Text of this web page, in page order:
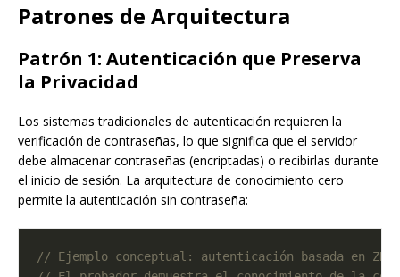
Patrones de Arquitectura
Patrón 1: Autenticación que Preserva
la Privacidad
Los sistemas tradicionales de autenticación requieren la
verificación de contraseñas, lo que significa que el servidor
debe almacenar contraseñas (encriptadas) o recibirlas durante
el inicio de sesión. La arquitectura de conocimiento cero
permite la autenticación sin contraseña: